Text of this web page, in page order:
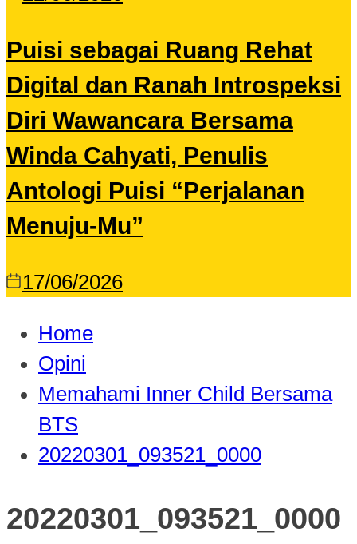
Puisi sebagai Ruang Rehat
Digital dan Ranah Introspeksi
Diri Wawancara Bersama
Winda Cahyati, Penulis
Antologi Puisi “Perjalanan
Menuju-Mu”
17/06/2026
Home
Opini
Memahami Inner Child Bersama
BTS
20220301_093521_0000
20220301_093521_0000